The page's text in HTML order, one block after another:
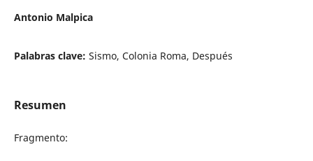
Antonio Malpica
Palabras clave: Sismo, Colonia Roma, Después
Resumen
Fragmento: